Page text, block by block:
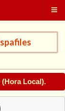
(Hora Local).